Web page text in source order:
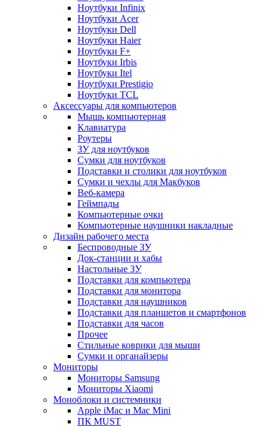
Ноутбуки Infinix
Ноутбуки Acer
Ноутбуки Dell
Ноутбуки Haier
Ноутбуки F+
Ноутбуки Irbis
Ноутбуки Itel
Ноутбуки Prestigio
Ноутбуки TCL
Аксессуары для компьютеров
Мышь компьютерная
Клавиатура
Роутеры
ЗУ для ноутбуков
Сумки для ноутбуков
Подставки и столики для ноутбуков
Сумки и чехлы для Макбуков
Веб-камера
Геймпады
Компьютерные очки
Компьютерные наушники накладные
Дизайн рабочего места
Беспроводные ЗУ
Док-станции и хабы
Настольные ЗУ
Подставки для компьютера
Подставки для монитора
Подставки для наушников
Подставки для планшетов и смартфонов
Подставки для часов
Прочее
Стильные коврики для мыши
Сумки и органайзеры
Мониторы
Мониторы Samsung
Мониторы Xiaomi
Моноблоки и системники
Apple iMac и Mac Mini
ПК MUST